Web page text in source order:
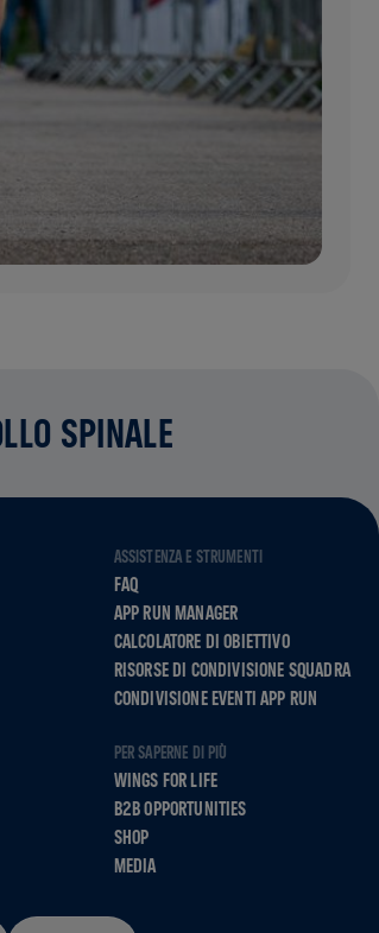
SPINALE
ASSISTENZA E STRUMENTI
FAQ
APP RUN MANAGER
CALCOLATORE DI OBIETTIVO
RISORSE DI CONDIVISIONE SQUADRA
CONDIVISIONE EVENTI APP RUN
PER SAPERNE DI PIÙ
WINGS FOR LIFE
B2B OPPORTUNITIES
SHOP
MEDIA